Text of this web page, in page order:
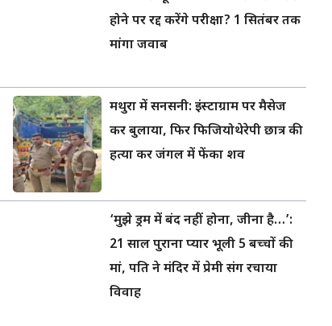
होने पर रद्द करेंगे परीक्षा? 1 सितंबर तक
मांगा जवाब
मथुरा में सनसनी: इंस्टाग्राम पर मैसेज
कर बुलाया, फिर फिजियोथेरेपी छात्र की
हत्या कर जंगल में फेंका शव
‘मुझे ड्रम में बंद नहीं होना, जीना है…’:
21 साल पुराना प्यार भूली 5 बच्चों की
मां, पति ने मंदिर में प्रेमी संग रचाया
विवाह